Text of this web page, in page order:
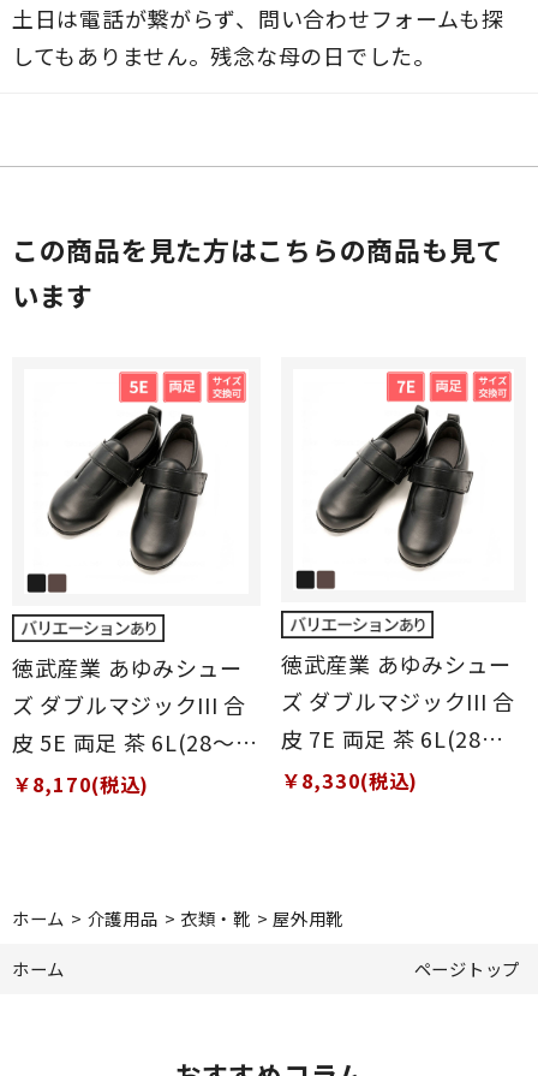
土日は電話が繋がらず、問い合わせフォームも探
してもありません。残念な母の日でした。
この商品を見た方はこちらの商品も見て
います
徳武産業 あゆみシュー
ズ ダブルマジックIII 合
皮 5E 両足 茶 6L(28～
28.5cm)
￥8,170(税込)
徳武産業 あゆみシュー
ズ ダブルマジックIII 合
皮 7E 両足 茶 6L(28～
28.5cm)
￥8,330(税込)
ホーム > 介護用品 > 衣類・靴 > 屋外用靴
ホーム
ページトップ